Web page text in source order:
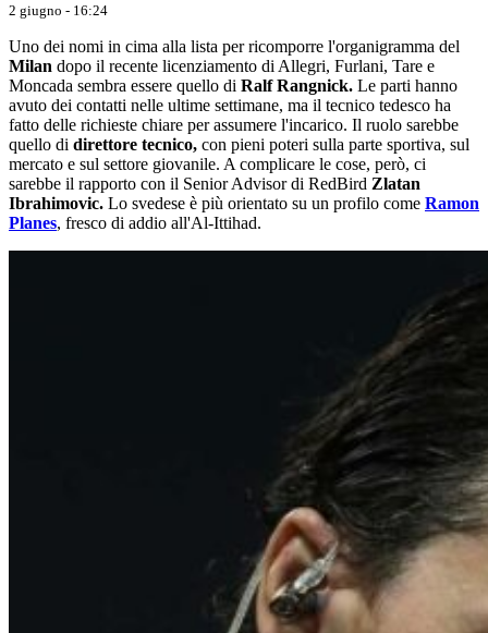
2 giugno - 16:24
Uno dei nomi in cima alla lista per ricomporre l'organigramma del
Milan dopo il recente licenziamento di Allegri, Furlani, Tare e
Moncada sembra essere quello di Ralf Rangnick. Le parti hanno
avuto dei contatti nelle ultime settimane, ma il tecnico tedesco ha
fatto delle richieste chiare per assumere l'incarico. Il ruolo sarebbe
quello di direttore tecnico, con pieni poteri sulla parte sportiva, sul
mercato e sul settore giovanile. A complicare le cose, però, ci
sarebbe il rapporto con il Senior Advisor di RedBird Zlatan
Ibrahimovic. Lo svedese è più orientato su un profilo come Ramon
Planes, fresco di addio all'Al-Ittihad.